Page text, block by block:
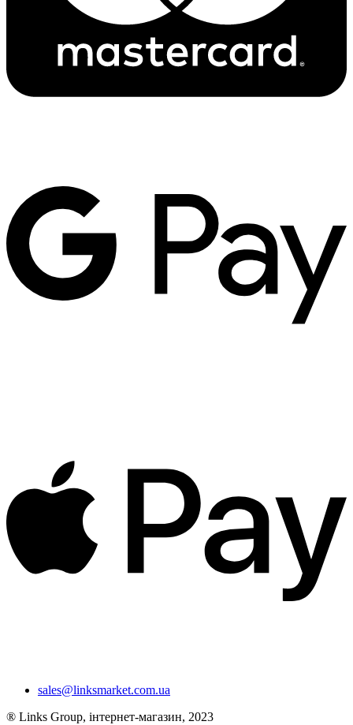
sales@linksmarket.com.ua
® Links Group, інтернет-магазин, 2023